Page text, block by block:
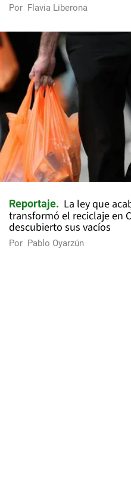
Por Flavia Liberona
Reportaje
La ley que
transformó el reciclaje en
descubierto sus vacíos
Por Pablo Oyarzún